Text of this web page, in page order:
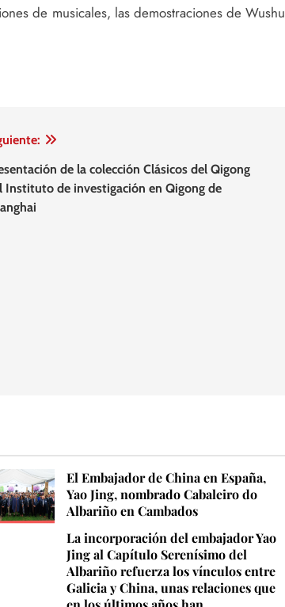
de musicales, las demostraciones de Wushu
de la colección Clásicos del Qigong
Instituto de investigación en Qigong de
El Embajador de China en España,
Yao Jing, nombrado Cabaleiro do
Albariño en Cambados
La incorporación del embajador Yao
Jing al Capítulo Serenísimo del
Albariño refuerza los vínculos entre
Galicia y China, unas relaciones que